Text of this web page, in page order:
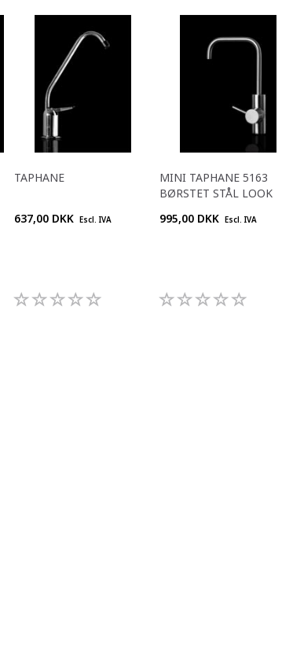
TAPHANE
637,00 DKK Escl. IVA
MINI TAPHANE 5163
BØRSTET STÅL LOOK
995,00 DKK
Escl. IVA